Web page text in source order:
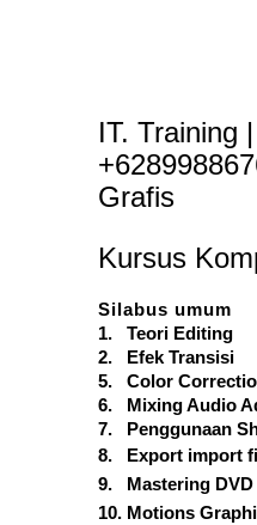
IT. Training
Grafis
Kursus
Silabus umum
1. Teori Editing
2. Efek Transisi
5. Color
6. Mixing Audio
7. Penggunaan
8. Export import
9. Mastering DVD
10. Motions